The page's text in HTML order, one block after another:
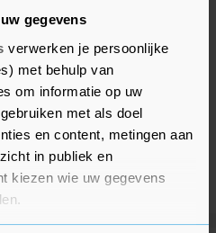
gegevens
verwerken je persoonlijke
met behulp van
om informatie op uw
met als doel
en content, metingen aan
in publiek en
kiezen wie uw gegevens